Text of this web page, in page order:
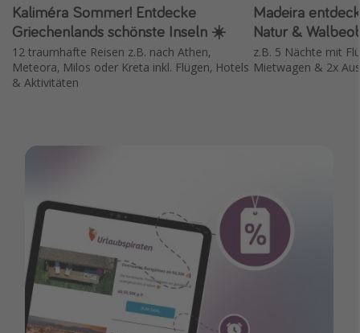
Kaliméra Sommer! Entdecke
Griechenlands schönste Inseln ☀️
12 traumhafte Reisen z.B. nach Athen,
Meteora, Milos oder Kreta inkl. Flügen, Hotels
& Aktivitäten
Madeira
Natur &
z.B. 5 Nächte mit
Mietwagen & 2x